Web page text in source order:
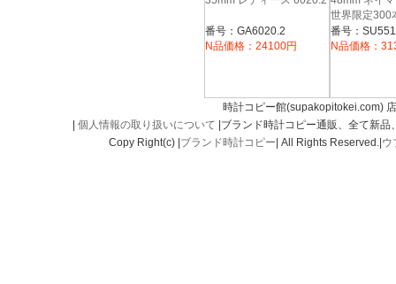
番号：GA6020.2
N品価格：24100円
世界限定300
5511.NJ.02
番号：
N品価格：
時計コピー館(supakopitokei.com)
個人情報の取り扱いについて |ブランド時計コピー通販、全て新
Copy Right(c) | ブランド時計コピー | All Rights Reserved.| ウ